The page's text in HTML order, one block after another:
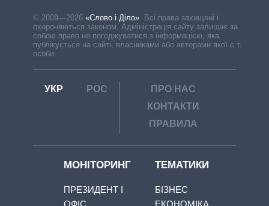
© 2009—2026 «Слово і Діло» Всі права захищені і
охороняються законом. Адміністрація сайту залишає за
собою право не погоджуватися з інформацією, яка
публікується на сайті, власниками або авторами якої є треті
особи.
УКР РОС
ПРО НАС
КОНТАКТИ
ПРАВИЛА
МОНІТОРИНГ
ПРЕЗИДЕНТ І
ТЕМАТИКИ
БІЗНЕС